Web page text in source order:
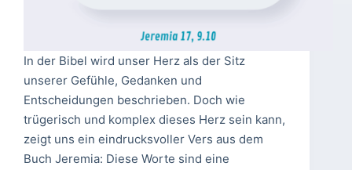
In der Bibel wird unser Herz als der Sitz
unserer Gefühle, Gedanken und
Entscheidungen beschrieben. Doch wie
trügerisch und komplex dieses Herz sein kann,
zeigt uns ein eindrucksvoller Vers aus dem
Buch Jeremia: Diese Worte sind eine